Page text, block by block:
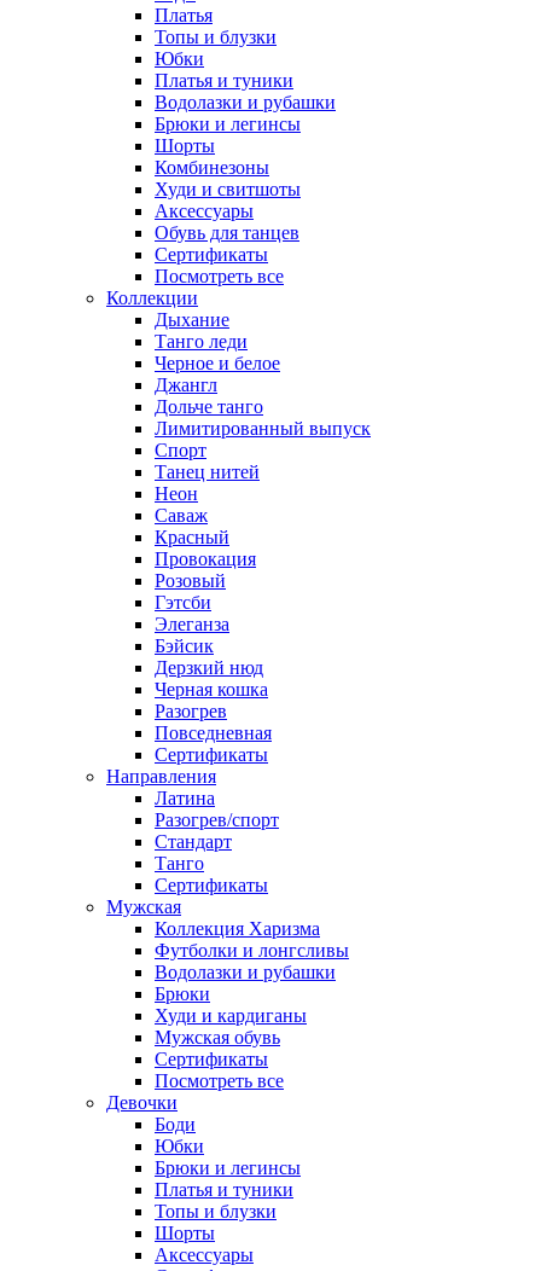
Платья
Топы и блузки
Юбки
Платья и туники
Водолазки и рубашки
Брюки и легинсы
Шорты
Комбинезоны
Худи и свитшоты
Аксессуары
Обувь для танцев
Сертификаты
Посмотреть все
Коллекции
Дыхание
Танго леди
Черное и белое
Джангл
Дольче танго
Лимитированный выпуск
Спорт
Танец нитей
Неон
Саваж
Красный
Провокация
Розовый
Гэтсби
Элеганза
Бэйсик
Дерзкий нюд
Черная кошка
Разогрев
Повседневная
Сертификаты
Направления
Латина
Разогрев/спорт
Стандарт
Танго
Сертификаты
Мужская
Коллекция Харизма
Футболки и лонгсливы
Водолазки и рубашки
Брюки
Худи и кардиганы
Мужская обувь
Сертификаты
Посмотреть все
Девочки
Боди
Юбки
Брюки и легинсы
Платья и туники
Топы и блузки
Шорты
Аксессуары